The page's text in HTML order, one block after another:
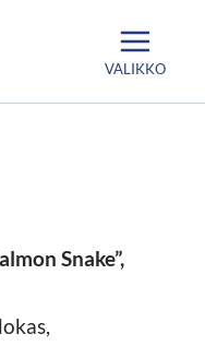
VALIKKO
Snake”,